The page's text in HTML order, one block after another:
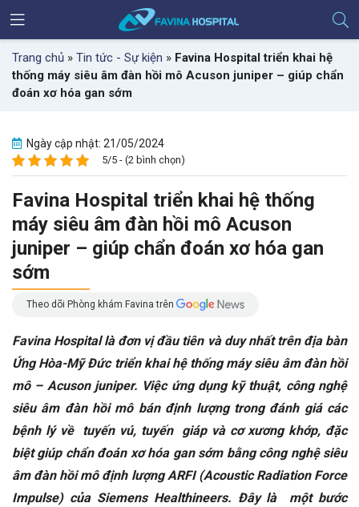
Trang chủ » Tin tức - Sự kiện » Favina Hospital triển khai hệ
thống máy siêu âm đàn hồi mô Acuson juniper – giúp chẩn
đoán xơ hóa gan sớm
Ngày cập nhật: 21/05/2024
5/5 - (2 bình chọn)
Favina Hospital triển khai hệ thống
máy siêu âm đàn hồi mô Acuson
juniper – giúp chẩn đoán xơ hóa gan
sớm
Theo dõi Phòng khám Favina trên
Favina Hospital là đơn vị đầu tiên và duy nhất trên địa bàn
Ứng Hòa-Mỹ Đức triển khai hệ thống máy siêu âm đàn hồi
mô – Acuson juniper. Việc ứng dụng kỹ thuật, công nghệ
siêu âm đàn hồi mô bán định lượng trong đánh giá các
bệnh lý về tuyến vú, tuyến giáp và cơ xương khớp, đặc
biệt giúp chẩn đoán xơ hóa gan sớm bằng công nghệ siêu
âm đàn hồi mô định lượng ARFI(Acoustic Radiation Force
Impulse) của Siemens Healthineers. Đây là một bước